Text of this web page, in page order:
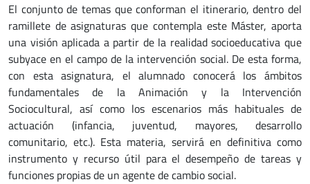
El conjunto de temas que conforman el itinerario, dentro del
ramillete de asignaturas que contempla este Máster, aporta
una visión aplicada a partir de la realidad socioeducativa que
subyace en el campo de la intervención social. De esta forma,
con esta asignatura, el alumnado conocerá los ámbitos
fundamentales de la Animación y la Intervención
Sociocultural, así como los escenarios más habituales de
actuación (infancia, juventud, mayores, desarrollo
comunitario, etc.). Esta materia, servirá en definitiva como
instrumento y recurso útil para el desempeño de tareas y
funciones propias de un agente de cambio social.